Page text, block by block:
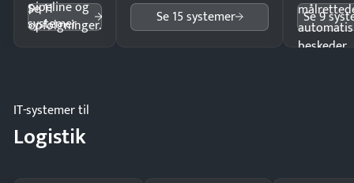
pipeline og
opfølgninger.
Se 11
systemer
Se 15 systemer
beskeder.
Se 9
IT-systemer til
Logistik